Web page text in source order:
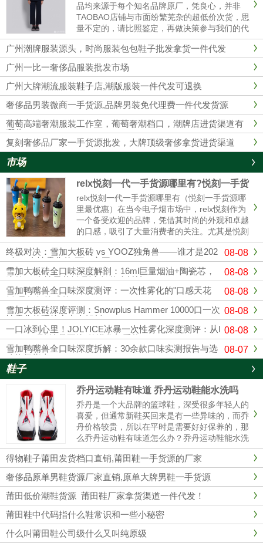
品均来源于每个知名品牌原厂，凭良心，并非
TAOBAO店铺与市面纷繁芜杂的超低价次货，思
量不定的，请比照鉴定，再做决策参与我们的代
理商。 我们的服装不管做工、用材，原产地都是
和淘宝店铺的衣服彻底不同的，所以本质没有对
比性，也完全没必要性比较......
广州潮牌服装源头，时尚服装包包鞋子批发拿货一件代发
广州一比一奢侈品服装批发市场
广州大牌潮流服装鞋子店,潮版服装一件代发可退换
奢侈品男装微商一手货源,品牌男装免代理费一件代发货源
葡萄高端奢潮服装工作室，葡萄奢潮档口，潮牌店进货渠道有
哪些？
复刻奢侈品厂家一手货源批发，大牌顶级奢侈拿货进货渠道
市场
relx悦刻一代一手货源哪里有?悦刻一手货
源哪里最优惠
relx悦刻一代一手货源哪里有（悦刻一手货源哪
里最优惠）在当今电子烟市场中，relx悦刻作为
一个备受欢迎的品牌，凭借其时尚的外观和卓越
的口感，吸引了大量消费者的关注。尤其是悦刻
一代，其独特的设计和多样的口味使其成为许多
烟民的首选。随着市场竞争的加剧，寻找可靠的
悦刻一手货源变得越来......
08-08
终极对决：雪加大板砖 vs YOOZ独角兽——谁才是202
6年一次性雾化的“万口之王”？
08-08
雪加大板砖全口味深度解剖：16ml巨量烟油+陶瓷芯，
这款“一次性天花板”到底凭什么封神？
08-08
雪加鸭嘴兽全口味深度测评：一次性雾化的"口感天花
板"是如何炼成的？
08-08
雪加大板砖深度评测：Snowplus Hammer 10000口一次
性雾化的硬核实力全解析
08-08
一口冰到心里！JOLYICE冰暴一次性雾化深度测评：从I
CEMAX到"冰暴正统"的进化与重构
08-07
雪加鸭嘴兽全口味深度拆解：30余款口味实测报告与选
购终极指南
鞋子
乔丹运动鞋有味道 乔丹运动鞋能水洗吗
乔丹是一个大品牌的篮球鞋，深受很多年轻人的
喜爱，但通常新鞋买回来是有一些异味的，而乔
丹价格较贵，所以在平时是需要好好保养的，那
么乔丹运动鞋有味道怎么办？乔丹运动鞋能水洗
吗？乔丹运动鞋有味道1、最简单的办法在鞋里
放上橘子皮。2、用棉花沾些酒精塞入球鞋里，
这样经过一夜以后，棉花已经乾......
得物鞋子莆田发货档口直销,莆田鞋一手货源的厂家
奢侈品原单男鞋货源厂家直销,原单大牌男鞋一手货源
莆田低价潮鞋货源 莆田鞋厂家拿货渠道一件代发！
莆田鞋中代码指什么鞋常识和一些小秘密
什么叫莆田鞋公司级什么又叫纯原级